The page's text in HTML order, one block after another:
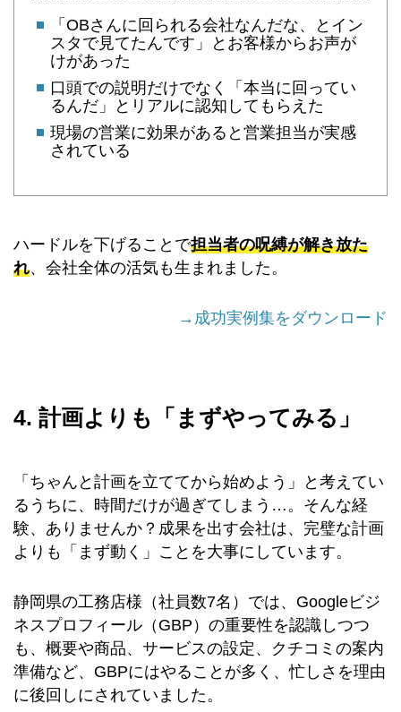
「OBさんに回られる会社なんだな、とイン
スタで見てたんです」とお客様からお声が
けがあった
口頭での説明だけでなく「本当に回ってい
るんだ」とリアルに認知してもらえた
現場の営業に効果があると営業担当が実感
されている
ハードルを下げることで担当者の呪縛が解き放た
れ、会社全体の活気も生まれました。
→成功実例集をダウンロード
4. 計画よりも「まずやってみる」
「ちゃんと計画を立ててから始めよう」と考えてい
るうちに、時間だけが過ぎてしまう…。そんな経
験、ありませんか？成果を出す会社は、完璧な計画
よりも「まず動く」ことを大事にしています。
静岡県の工務店様（社員数7名）では、Googleビジ
ネスプロフィール（GBP）の重要性を認識しつつ
も、概要や商品、サービスの設定、クチコミの案内
準備など、GBPにはやることが多く、忙しさを理由
に後回しにされていました。